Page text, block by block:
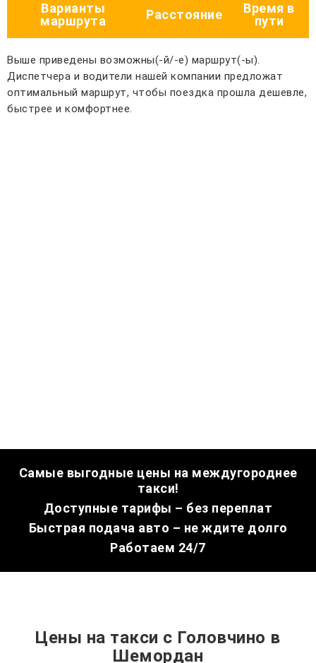
Варианты
маршрута
Расстояние
Время в
пути
Выше приведены возможны(-й/-е) маршрут(-ы).
Диспетчера и водители нашей компании предложат
оптимальный маршрут, чтобы поездка прошла дешевле,
быстрее и комфортнее.
Самые выгодные цены на междугороднее
такси!
Доступные тарифы – без переплат
Быстрая подача авто – не ждите долго
Работаем 24/7
Цены на такси с Головчино в
Шемордан